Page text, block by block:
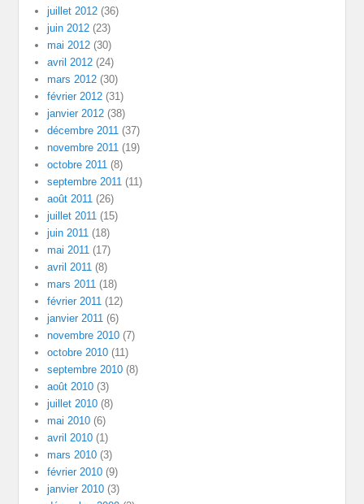
juillet 2012 (36)
juin 2012 (23)
mai 2012 (30)
avril 2012 (24)
mars 2012 (30)
février 2012 (31)
janvier 2012 (38)
décembre 2011 (37)
novembre 2011 (19)
octobre 2011 (8)
septembre 2011 (11)
août 2011 (26)
juillet 2011 (15)
juin 2011 (18)
mai 2011 (17)
avril 2011 (8)
mars 2011 (18)
février 2011 (12)
janvier 2011 (6)
novembre 2010 (7)
octobre 2010 (11)
septembre 2010 (8)
août 2010 (3)
juillet 2010 (8)
mai 2010 (6)
avril 2010 (1)
mars 2010 (3)
février 2010 (9)
janvier 2010 (3)